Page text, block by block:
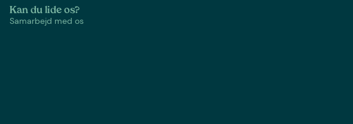
Kan du lide os?
Samarbejd med os